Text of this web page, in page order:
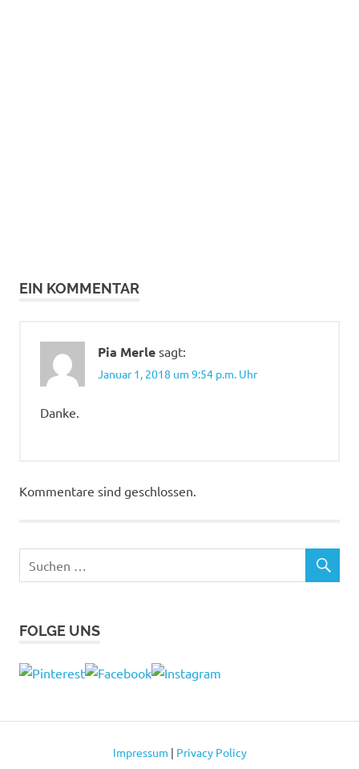
EIN KOMMENTAR
Pia Merle sagt:
Januar 1, 2018 um 9:54 p.m. Uhr
Danke.
Kommentare sind geschlossen.
FOLGE UNS
Impressum | Privacy Policy